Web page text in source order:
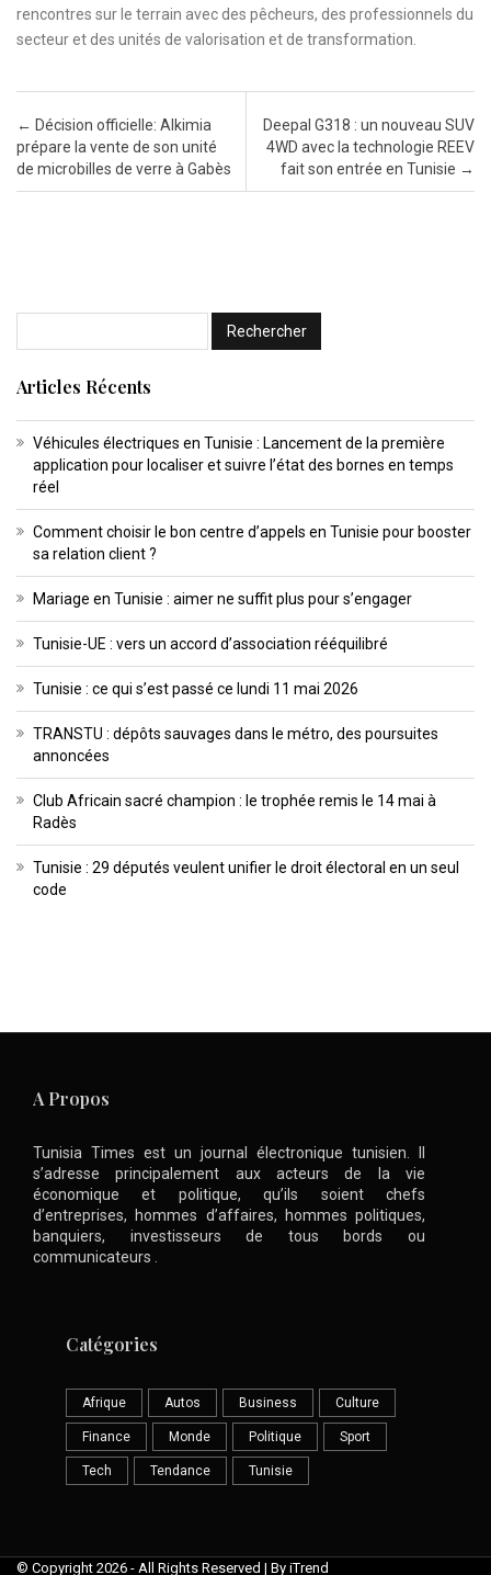
rencontres sur le terrain avec des pêcheurs, des professionnels du
secteur et des unités de valorisation et de transformation.
Post navigation
← Décision officielle: Alkimia
prépare la vente de son unité
de microbilles de verre à Gabès
Deepal G318 : un nouveau SUV
4WD avec la technologie REEV
fait son entrée en Tunisie →
Articles Récents
Véhicules électriques en Tunisie : Lancement de la première
application pour localiser et suivre l’état des bornes en temps
réel
Comment choisir le bon centre d’appels en Tunisie pour booster
sa relation client ?
Mariage en Tunisie : aimer ne suffit plus pour s’engager
Tunisie-UE : vers un accord d’association rééquilibré
Tunisie : ce qui s’est passé ce lundi 11 mai 2026
TRANSTU : dépôts sauvages dans le métro, des poursuites
annoncées
Club Africain sacré champion : le trophée remis le 14 mai à
Radès
Tunisie : 29 députés veulent unifier le droit électoral en un seul
code
A Propos
Tunisia Times est un journal électronique tunisien. Il
s’adresse principalement aux acteurs de la vie
économique et politique, qu’ils soient chefs
d’entreprises, hommes d’affaires, hommes politiques,
banquiers, investisseurs de tous bords ou
communicateurs .
Catégories
Afrique Autos Business Culture
Finance Monde Politique Sport
Tech Tendance Tunisie
© Copyright 2026 - All Rights Reserved | By iTrend